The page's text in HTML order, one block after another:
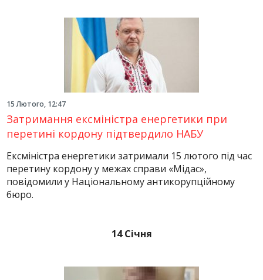
15 Лютого, 12:47
Затримання ексміністра енергетики при
перетині кордону підтвердило НАБУ
Ексміністра енергетики затримали 15 лютого під час
перетину кордону у межах справи «Мідас»,
повідомили у Національному антикорупційному
бюро.
14 Січня